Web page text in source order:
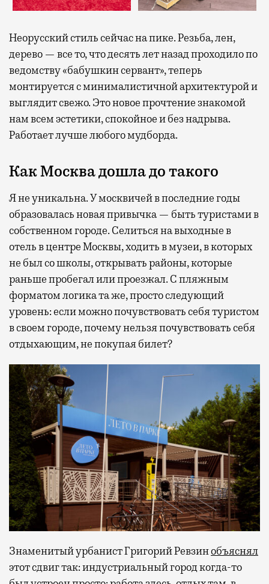
Неорусский стиль сейчас на пике. Резьба, лен,
дерево — все то, что десять лет назад проходило по
ведомству «бабушкин сервант», теперь
монтируется с минималистичной архитектурой и
выглядит свежо. Это новое прочтение знакомой
нам всем эстетики, спокойное и без надрыва.
Работает лучше любого мудборда.
Как Москва дошла до такого
Я не уникальна. У москвичей в последние годы
образовалась новая привычка — быть туристами в
собственном городе. Селиться на выходные в
отель в центре Москвы, ходить в музеи, в которых
не был со школы, открывать районы, которые
раньше пробегал или проезжал. С пляжным
форматом логика та же, просто следующий
уровень: если можно почувствовать себя туристом
в своем городе, почему нельзя почувствовать себя
отдыхающим, не покупая билет?
Знаменитый урбанист Григорий Ревзинобъяснял
этот сдвиг так: индустриальный город когда-то